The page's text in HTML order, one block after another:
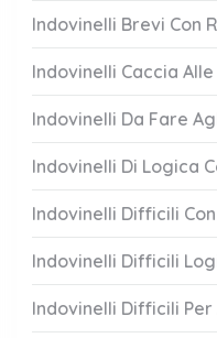
Indovinelli Brevi Con
Indovinelli Caccia
Indovinelli Da Fare
Indovinelli Di Logica
Indovinelli Difficili
Indovinelli Difficili
Indovinelli Difficili Per